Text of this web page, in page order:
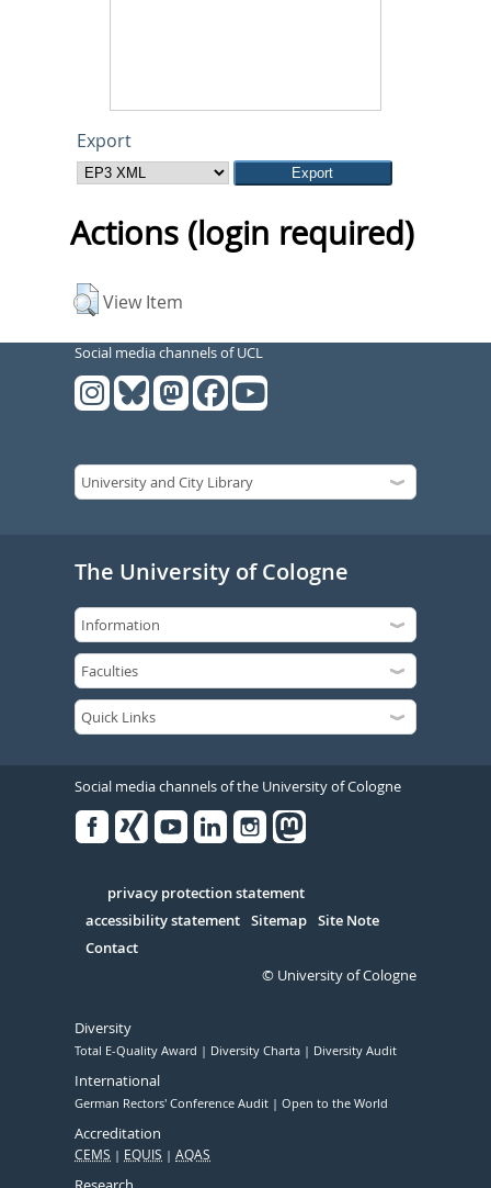
Export
Actions (login required)
View Item
Social media channels of UCL
The University of Cologne
Social media channels of the University of Cologne
Serivce
privacy protection statement
accessibility statement Sitemap Site Note
Contact
© University of Cologne
Diversity
Total E-Quality Award Diversity Charta Diversity Audit
International
German Rectors' Conference Audit Open to the World
Accreditation
CEMS EQUIS AQAS